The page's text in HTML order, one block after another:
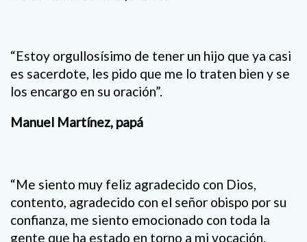
“Estoy orgullosísimo de tener un hijo que ya casi
es sacerdote, les pido que me lo traten bien y se
los encargo en su oración”.
Manuel Martínez, papá
“Me siento muy feliz agradecido con Dios,
contento, agradecido con el señor obispo por su
confianza, me siento emocionado con toda la
gente que ha estado en torno a mi vocación.